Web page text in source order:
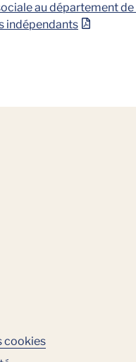
au département
indépendants
cookies